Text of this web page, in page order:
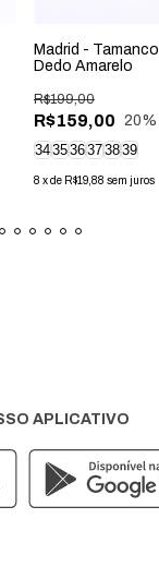
Madrid -
Dedo Amarelo
R$159,00
R$199,00
20%
343536373839
8 xde R$19,88 sem juros
APLICATIVO